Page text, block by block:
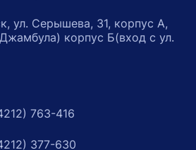
ул. Серышева, 31, корпус А,
корпус Б(вход с ул.
763-416
377-630